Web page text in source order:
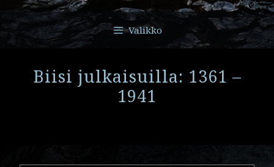
Valikko
Biisi julkaisuilla: 1361 –
1941